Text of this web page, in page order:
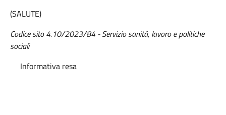
(SALUTE)
Codice sito 4.10/2023/84 - Servizio sanità, lavoro e politiche
sociali
Informativa resa